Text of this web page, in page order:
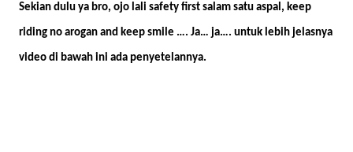
Sekian dulu ya bro, ojo lali safety first salam satu aspal, keep
riding no arogan and keep smile …. Ja… ja…. untuk lebih jelasnya
video di bawah ini ada penyetelannya.